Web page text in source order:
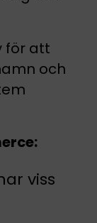
för att
och
viss